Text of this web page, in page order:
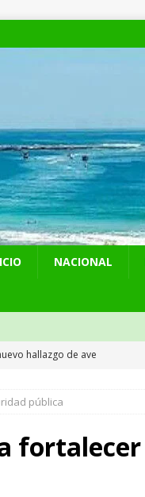
NACIONAL
hallazgo de ave
en el centro de Iquique
de
pública
fortalecer